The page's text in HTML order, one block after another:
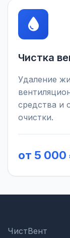
Чистка
Удаление
средства и
очистки.
от 5 000
ЧистВент